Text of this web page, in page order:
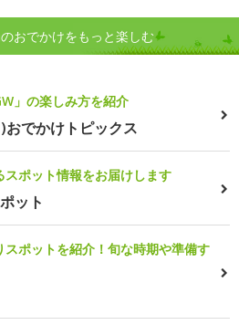
おでかけをもっと楽しむ
」の楽しみ方を紹介
でかけトピックス
ポット情報をお届けします
ット
ポットを紹介！旬な時期や準備す